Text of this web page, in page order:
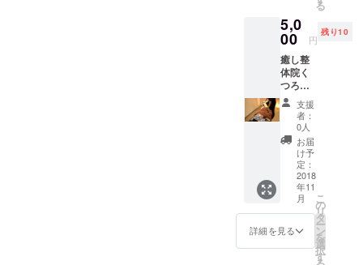
ださい
HP
kirara-
nail.net
FB 熊崎
明子 ＊
場所
大阪メ
トロ・
大阪環
状線
弁天町
駅徒歩7
～8分
＊ご予
約受付
12/10ま
で ＊使
用期間
ため、
生年月
必要に
なりま
すの
で、発
送前に
メール
でご連
絡させ
ていた
だきま
す。 ま
たオン
又は携
帯にて
いる
方・ こ
れから
何かに
チャレ
ンジし
たい
方・
チャレ
ンジし
ながら
思考整
理した
方にお
すすめ
です♪
カード
メッ
セージ
込めて
描いて
います♪
あなた
だけの
｢絵っ
せーじ｣
メール
または
お電話
で イ
メージ
を 伺っ
て 色紙
大に お
る
5,0
00 円
残り10
癒し整
体院く
つろぎ
でご利
用いた
だけ
る、ご
招待券
を郵送
(有効期
限2019
年4月
末) ■く
つろぎ
の想い■
予防に
支援
者：
0人
お届
け予
定：
2018
年11
月
詳細を見る
こ
の
リ
タ
ー
ン
を
選
択
す